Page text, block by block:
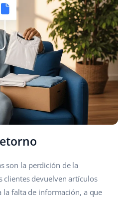
son la perdición de la
clientes devuelven artículos
la falta de información, a que